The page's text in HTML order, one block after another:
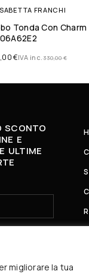
migliorare la tua
FRANCHI
Tonda Con Charm
330,00€
€IVA inc.
SCONTO
E
ULTIME